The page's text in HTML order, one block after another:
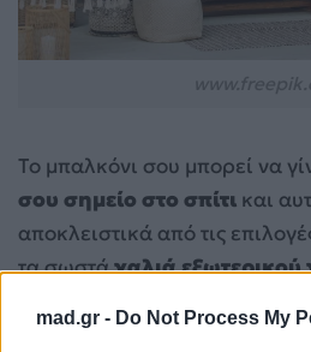
mad.gr - Do Not Process My
Το μπαλκόνι σου μπορεί να
σου σημείο στο σπίτι και
αποκλειστικά από τις
τα σωστάχαλιά εξωτερικού
μεταμορφώσεις έναν